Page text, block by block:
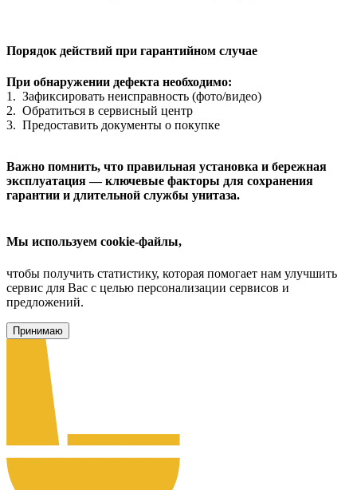
Порядок действий при гарантийном случае
При обнаружении дефекта необходимо:
1. Зафиксировать неисправность (фото/видео)
2. Обратиться в сервисный центр
3. Предоставить документы о покупке
Важно помнить, что правильная установка и бережная
эксплуатация — ключевые факторы для сохранения
гарантии и длительной службы унитаза.
Мы используем cookie-файлы,
чтобы получить статистику, которая помогает нам улучшить
сервис для Вас с целью персонализации сервисов и
предложений.
Принимаю